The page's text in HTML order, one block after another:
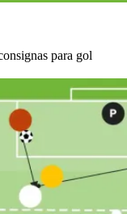
para gol